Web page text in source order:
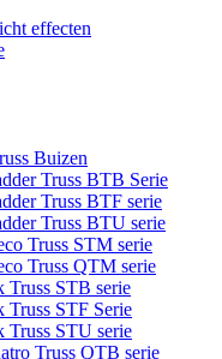
effecten
Buizen
Truss BTB Serie
Truss BTF serie
Truss BTU serie
Truss STM serie
Truss QTM serie
Truss STB serie
Truss STF Serie
Truss STU serie
Truss QTB serie